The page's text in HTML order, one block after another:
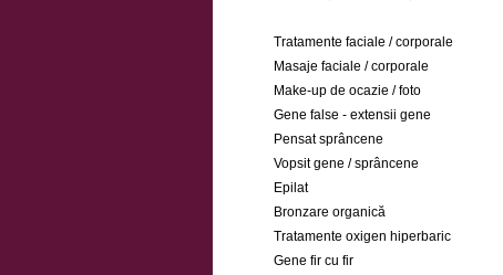
Tratamente faciale / corporale
Masaje faciale / corporale
Make-up de ocazie / foto
Gene false - extensii gene
Pensat sprâncene
Vopsit gene / sprâncene
Epilat
Bronzare organică
Tratamente oxigen hiperbaric
Gene fir cu fir